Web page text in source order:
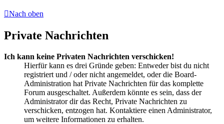
Nach oben
Private Nachrichten
Ich kann keine Privaten Nachrichten verschicken!
Hierfür kann es drei Gründe geben: Entweder bist du nicht
registriert und / oder nicht angemeldet, oder die Board-
Administration hat Private Nachrichten für das komplette
Forum ausgeschaltet. Außerdem könnte es sein, dass der
Administrator dir das Recht, Private Nachrichten zu
verschicken, entzogen hat. Kontaktiere einen Administrator,
um weitere Informationen zu erhalten.